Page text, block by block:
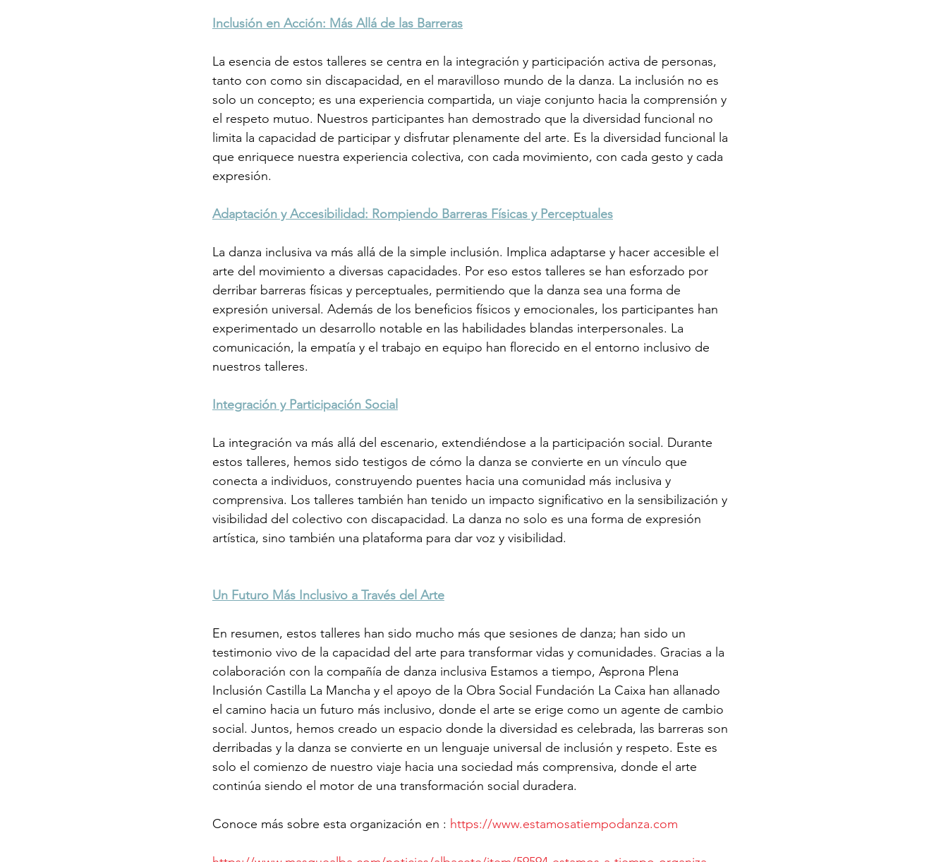
Inclusión en Acción: Más Allá de las Barreras
La esencia de estos talleres se centra en la integración y participación activa de personas,
tanto con como sin discapacidad, en el maravilloso mundo de la danza. La inclusión no es
solo un concepto; es una experiencia compartida, un viaje conjunto hacia la comprensión y
el respeto mutuo. Nuestros participantes han demostrado que la diversidad funcional no
limita la capacidad de participar y disfrutar plenamente del arte. Es la diversidad funcional la
que enriquece nuestra experiencia colectiva, con cada movimiento, con cada gesto y cada
expresión.
Adaptación y Accesibilidad: Rompiendo Barreras Físicas y Perceptuales
La danza inclusiva va más allá de la simple inclusión. Implica adaptarse y hacer accesible el
arte del movimiento a diversas capacidades. Por eso estos talleres se han esforzado por
derribar barreras físicas y perceptuales, permitiendo que la danza sea una forma de
expresión universal. Además de los beneficios físicos y emocionales, los participantes han
experimentado un desarrollo notable en las habilidades blandas interpersonales. La
comunicación, la empatía y el trabajo en equipo han florecido en el entorno inclusivo de
nuestros talleres.
Integración y Participación Social
La integración va más allá del escenario, extendiéndose a la participación social. Durante
estos talleres, hemos sido testigos de cómo la danza se convierte en un vínculo que
conecta a individuos, construyendo puentes hacia una comunidad más inclusiva y
comprensiva. Los talleres también han tenido un impacto significativo en la sensibilización y
visibilidad del colectivo con discapacidad. La danza no solo es una forma de expresión
artística, sino también una plataforma para dar voz y visibilidad.
Un Futuro Más Inclusivo a Través del Arte
En resumen, estos talleres han sido mucho más que sesiones de danza; han sido un
testimonio vivo de la capacidad del arte para transformar vidas y comunidades. Gracias a la
colaboración con la compañía de danza inclusiva Estamos a tiempo, Asprona Plena
Inclusión Castilla La Mancha y el apoyo de la Obra Social Fundación La Caixa han allanado
el camino hacia un futuro más inclusivo, donde el arte se erige como un agente de cambio
social. Juntos, hemos creado un espacio donde la diversidad es celebrada, las barreras son
derribadas y la danza se convierte en un lenguaje universal de inclusión y respeto. Este es
solo el comienzo de nuestro viaje hacia una sociedad más comprensiva, donde el arte
continúa siendo el motor de una transformación social duradera.
Conoce más sobre esta organización en : https://www.estamosatiempodanza.com